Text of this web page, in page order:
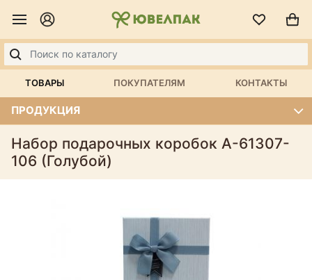
ТОВАРЫ ПОКУПАТЕЛЯМ КОНТАКТЫ
ПРОДУКЦИЯ
Набор подарочных коробок А-61307-
106 (Голубой)